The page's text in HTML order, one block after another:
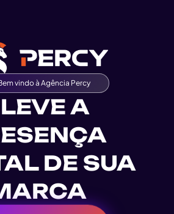
A
DE SUA
vindo à Agência Percy